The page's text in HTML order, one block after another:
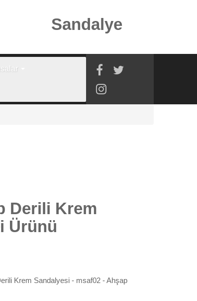
Sandalye
Derili Krem
Ürünü
Krem Sandalyesi - msaf02 - Ahşap